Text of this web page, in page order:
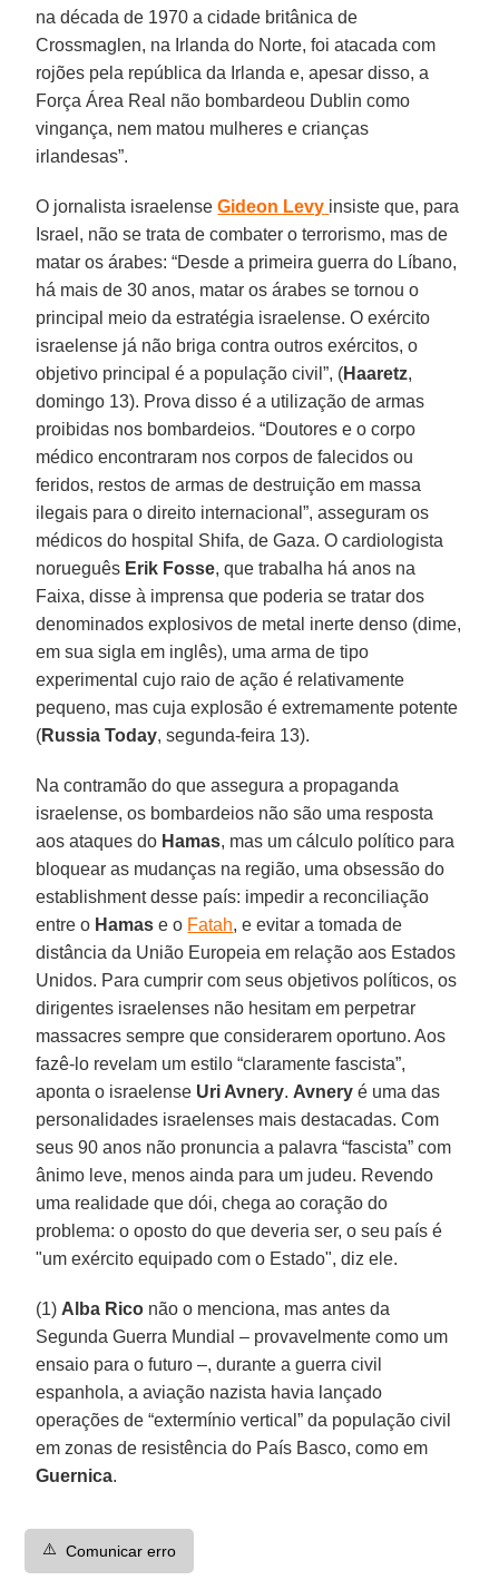
na década de 1970 a cidade britânica de
Crossmaglen, na Irlanda do Norte, foi atacada com
rojões pela república da Irlanda e, apesar disso, a
Força Área Real não bombardeou Dublin como
vingança, nem matou mulheres e crianças
irlandesas”.
O jornalista israelenseGideon Levy insiste que, para
Israel, não se trata de combater o terrorismo, mas de
matar os árabes: “Desde a primeira guerra do Líbano,
há mais de 30 anos, matar os árabes se tornou o
principal meio da estratégia israelense. O exército
israelense já não briga contra outros exércitos, o
objetivo principal é a população civil”, (Haaretz,
domingo 13). Prova disso é a utilização de armas
proibidas nos bombardeios. “Doutores e o corpo
médico encontraram nos corpos de falecidos ou
feridos, restos de armas de destruição em massa
ilegais para o direito internacional”, asseguram os
médicos do hospital Shifa, de Gaza. O cardiologista
norueguês Erik Fosse, que trabalha há anos na
Faixa, disse à imprensa que poderia se tratar dos
denominados explosivos de metal inerte denso (dime,
em sua sigla em inglês), uma arma de tipo
experimental cujo raio de ação é relativamente
pequeno, mas cuja explosão é extremamente potente
(Russia Today, segunda-feira 13).
Na contramão do que assegura a propaganda
israelense, os bombardeios não são uma resposta
aos ataques do Hamas, mas um cálculo político para
bloquear as mudanças na região, uma obsessão do
establishment desse país: impedir a reconciliação
entre o Hamas e o Fatah, e evitar a tomada de
distância da União Europeia em relação aos Estados
Unidos. Para cumprir com seus objetivos políticos, os
dirigentes israelenses não hesitam em perpetrar
massacres sempre que considerarem oportuno. Aos
fazê-lo revelam um estilo “claramente fascista”,
aponta o israelense Uri Avnery. Avnery é uma das
personalidades israelenses mais destacadas. Com
seus 90 anos não pronuncia a palavra “fascista” com
ânimo leve, menos ainda para um judeu. Revendo
uma realidade que dói, chega ao coração do
problema: o oposto do que deveria ser, o seu país é
"um exército equipado com o Estado", diz ele.
(1) Alba Rico não o menciona, mas antes da
Segunda Guerra Mundial – provavelmente como um
ensaio para o futuro –, durante a guerra civil
espanhola, a aviação nazista havia lançado
operações de “extermínio vertical” da população civil
em zonas de resistência do País Basco, como em
Guernica.
⚠️ Comunicar erro